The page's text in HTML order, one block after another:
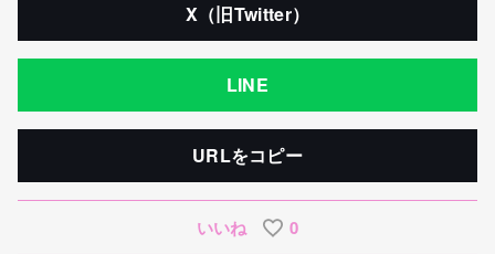
X（旧Twitter）
LINE
URLをコピー
いいね 0